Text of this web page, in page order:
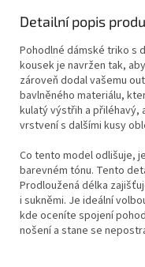
Detailní popis
Pohodlné dámské triko s
kousek je navržen tak,
zároveň dodal vašemu
bavlněného materiálu,
kulatý výstřih a přiléhavý,
vrstvení s dalšími kusy
Co tento model odlišuje,
barevném tónu. Tento
Prodloužená délka
i sukněmi. Je ideální
kde oceníte spojení
nošení a stane se